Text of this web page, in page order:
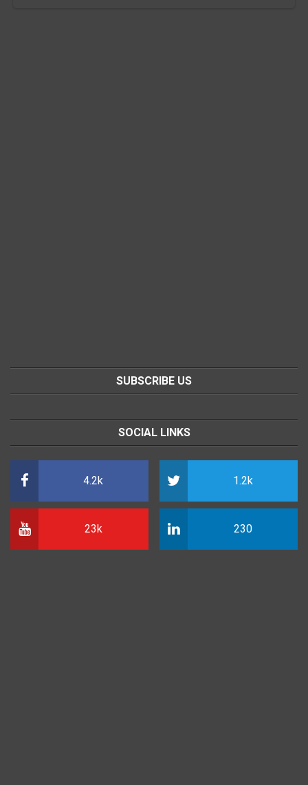
SUBSCRIBE US
SOCIAL LINKS
4.2k 1.2k
23k 230